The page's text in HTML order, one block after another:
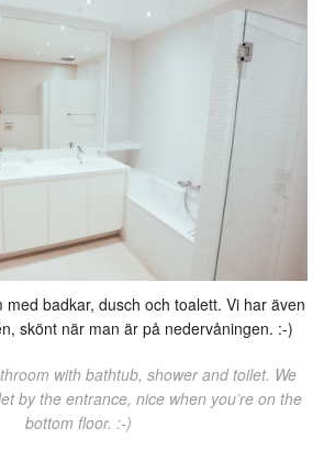
badkar, dusch och toalett. Vi har även
skönt när man är på nedervåningen. :-)
with bathtub, shower and toilet. We
by the entrance, nice when you’re on the
bottom floor. :-)